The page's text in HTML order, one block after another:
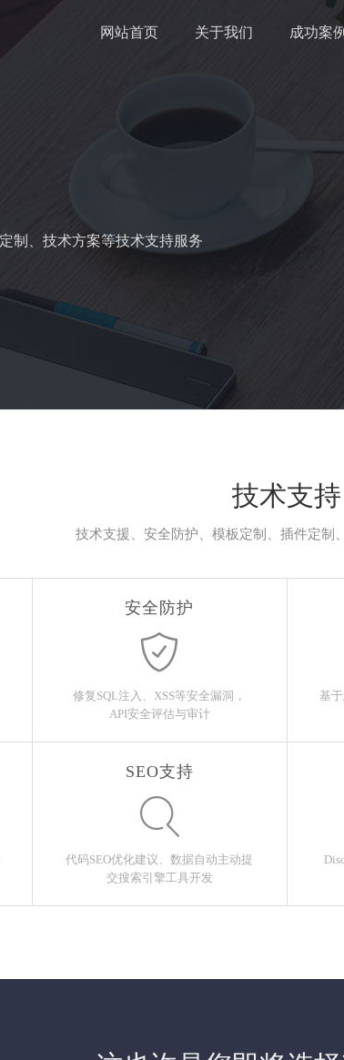
网站首页 关于我们 成功案例
制、技术方案等技术支持服务
技术支持
技术支援、安全防护、模板定制、插件定制
安全防护
修复SQL注入、XSS等安全漏洞，
API安全评估与审计
基
SEO支持
代码SEO优化建议、数据自动主动提
交搜索引擎工具开发